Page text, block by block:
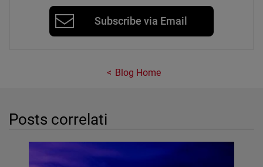
Subscribe via Email
Blog Home
Posts correlati